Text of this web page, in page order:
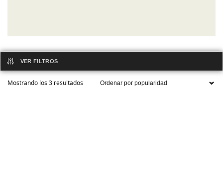
VER FILTROS
Mostrando los 3 resultados